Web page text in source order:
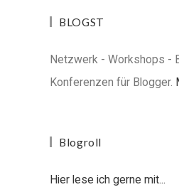
BLOGST
Netzwerk - Workshops -
Konferenzen für Blogger.
Blogroll
Hier lese ich gerne mit...